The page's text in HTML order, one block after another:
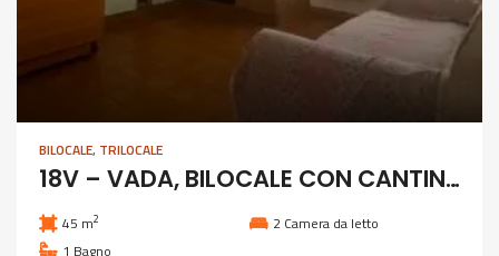
BILOCALE, TRILOCALE
18V – VADA, BILOCALE CON CANTINA COMUNICANTE
45 m2 2 Camera da letto
1 Bagno